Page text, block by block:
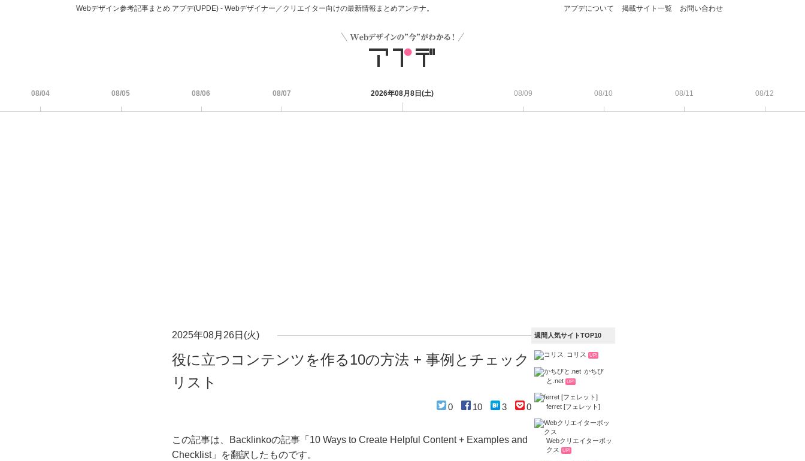
Webデザイン参考記事まとめ アプデ(UPDE) - Webデザイナー／クリエイター向けの最新情報まとめアンテナ。 アプデについて 掲載サイト一覧 お問い合わせ
08/04 08/05 08/06 08/07 2026年08月8日(土) 08/09 08/10 08/11 08/12
2025年08月26日(火)
役に立つコンテンツを作る10の方法 + 事例とチェック
リスト
0 10 3 0
この記事は、Backlinkoの記事「10 Ways to Create Helpful Content + Examples and
Checklist」を翻訳したものです。
週間人気サイトTOP10
コリス UP!
かちび
と.net UP!
ferret [フェレット]
Webクリエイターボッ
クス
UP!